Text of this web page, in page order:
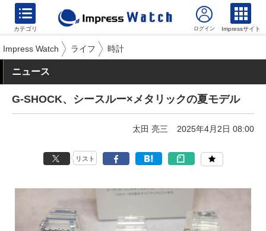
カテゴリ Impressサイト
Impress Watch ライフ 時計
ニュース
G-SHOCK、シースルー×メタリックの夏モデル
太田 亮三 2025年4月2日 08:00
リスト